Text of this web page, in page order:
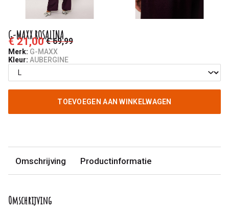
G-MAXX ROSALINA
€ 21,00 € 69,99
Merk: G-MAXX
Kleur: AUBERGINE
TOEVOEGEN AAN WINKELWAGEN
Omschrijving Productinformatie
Omschrijving